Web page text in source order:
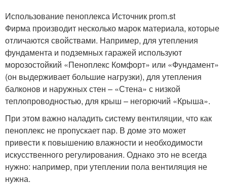
Использование пеноплекса Источник prom.st
Фирма производит несколько марок материала, которые
отличаются свойствами. Например, для утепления
фундамента и подземных гаражей используют
морозостойкий «Пеноплекс Комфорт» или «Фундамент»
(он выдерживает большие нагрузки), для утепления
балконов и наружных стен – «Стена» с низкой
теплопроводностью, для крыш – негорючий «Крыша».
При этом важно наладить систему вентиляции, что как
пеноплекс не пропускает пар. В доме это может
привести к повышению влажности и необходимости
искусственного регулирования. Однако это не всегда
нужно: например, при утеплении пола вентиляция не
нужна.